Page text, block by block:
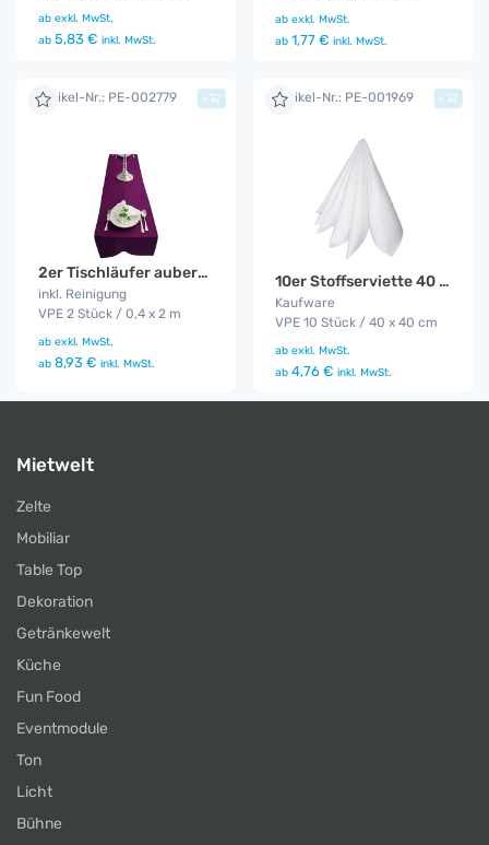
ab exkl. MwSt.
ab 5,83 € inkl. MwSt.
ab exkl. MwSt.
ab 1,77 € inkl. MwSt.
Artikel-Nr.: PE-002779
2er Tischläufer aubergine
inkl. Reinigung
VPE 2 Stück / 0,4 x 2 m
ab exkl. MwSt.
ab 8,93 € inkl. MwSt.
+ Artikel-Nr.: PE-001969
10er Stoffserviette 40 x 40
Kaufware
VPE 10 Stück / 40 x 40 cm
ab exkl. MwSt.
ab 4,76 € inkl. MwSt.
+
Mietwelt
Zelte
Mobiliar
Table Top
Dekoration
Getränkewelt
Küche
Fun Food
Eventmodule
Ton
Licht
Bühne